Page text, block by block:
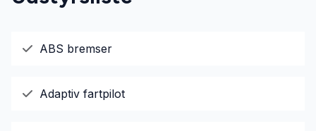
ABS bremser
Adaptiv fartpilot